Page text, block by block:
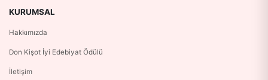
KURUMSAL
Hakkımızda
Don Kişot İyi Edebiyat Ödülü
İletişim